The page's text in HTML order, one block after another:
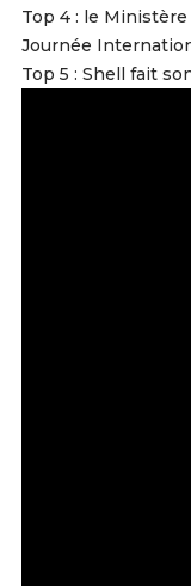
Top 4 : le
Journée
Top 5 : Shell fait